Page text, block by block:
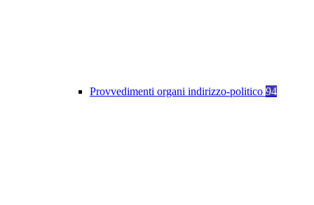
Provvedimenti organi indirizzo-politico 94